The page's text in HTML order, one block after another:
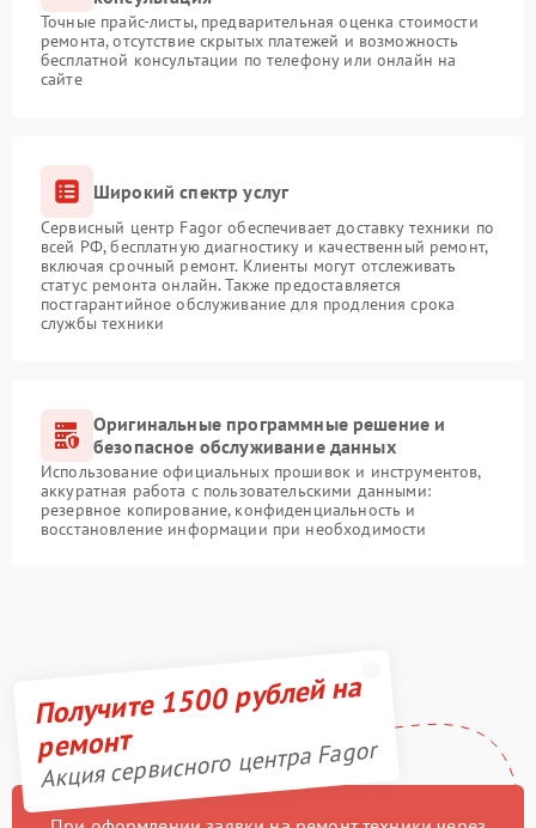
Точные прайс-листы, предварительная оценка стоимости
ремонта, отсутствие скрытых платежей и возможность
бесплатной консультации по телефону или онлайн на
сайте
Широкий спектр услуг
Сервисный центр Fagor обеспечивает доставку техники по
всей РФ, бесплатную диагностику и качественный ремонт,
включая срочный ремонт. Клиенты могут отслеживать
статус ремонта онлайн. Также предоставляется
постгарантийное обслуживание для продления срока
службы техники
Оригинальные программные решение и
безопасное обслуживание данных
Использование официальных прошивок и инструментов,
аккуратная работа с пользовательскими данными:
резервное копирование, конфиденциальность и
восстановление информации при необходимости
Получите 1500 рублей на
ремонт
Акция сервисного центра Fagor